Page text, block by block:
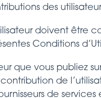
des
doivent être
Conditions
que vous publiez
de
de services